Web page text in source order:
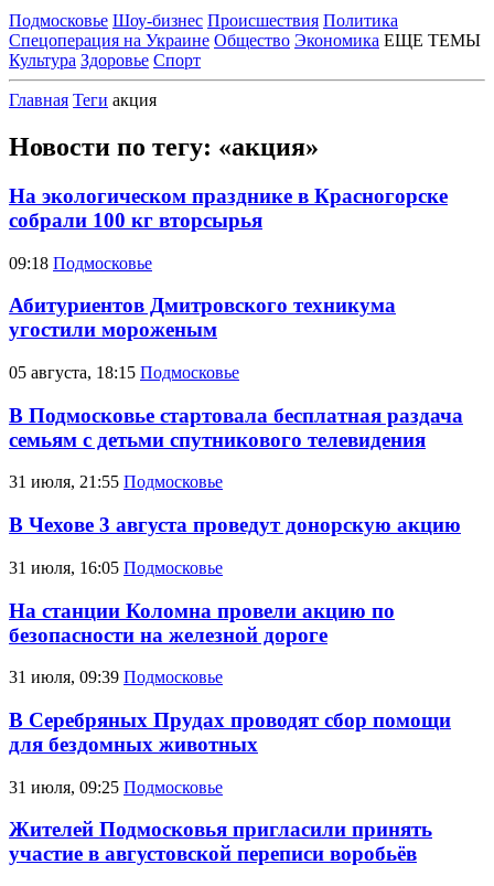
Подмосковье Шоу-бизнес Происшествия Политика
Спецоперация на Украине Общество Экономика ЕЩЕ ТЕМЫ
Культура Здоровье Спорт
Главная Теги акция
Новости по тегу: «акция»
На экологическом празднике в Красногорске
собрали 100 кг вторсырья
09:18 Подмосковье
Абитуриентов Дмитровского техникума
угостили мороженым
05 августа, 18:15 Подмосковье
В Подмосковье стартовала бесплатная раздача
семьям с детьми спутникового телевидения
31 июля, 21:55 Подмосковье
В Чехове 3 августа проведут донорскую акцию
31 июля, 16:05 Подмосковье
На станции Коломна провели акцию по
безопасности на железной дороге
31 июля, 09:39 Подмосковье
В Серебряных Прудах проводят сбор помощи
для бездомных животных
31 июля, 09:25 Подмосковье
Жителей Подмосковья пригласили принять
участие в августовской переписи воробьёв